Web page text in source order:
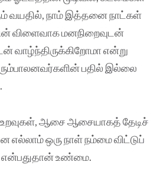
வயதில், நாம் இத்தனை நாட்கள்
விளைவாக மனநிறைவுடன்
வாழ்ந்திருக்கிறோமா என்று
பதில் இல்லை
உறவுகள், ஆசை ஆசையாகத் தேடிச்
எல்லாம் ஒரு நாள் நம்மை விட்டுப்
என்பதுதான் உண்மை.